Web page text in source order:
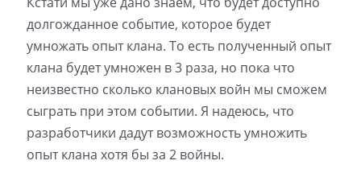
долгожданное событие, которое будет
умножать опыт клана. То есть полученный опыт
клана будет умножен в 3 раза, но пока что
неизвестно сколько клановых войн мы сможем
сыграть при этом событии. Я надеюсь, что
разработчики дадут возможность умножить
опыт клана хотя бы за 2 войны.